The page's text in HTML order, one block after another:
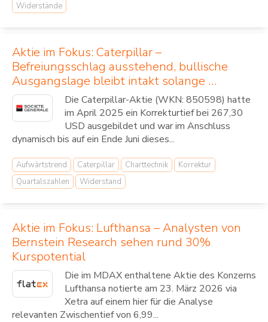
Widerstände
Aktie im Fokus: Caterpillar –
Befreiungsschlag ausstehend, bullische
Ausgangslage bleibt intakt solange …
Die Caterpillar-Aktie (WKN: 850598) hatte
im April 2025 ein Korrekturtief bei 267,30
USD ausgebildet und war im Anschluss
dynamisch bis auf ein Ende Juni dieses...
Aufwärtstrend Caterpillar Charttechnik
Korrektur
Quartalszahlen
Widerstand
Aktie im Fokus: Lufthansa – Analysten von
Bernstein Research sehen rund 30%
Kurspotential
Die im MDAX enthaltene Aktie des Konzerns
Lufthansa notierte am 23. März 2026 via
Xetra auf einem hier für die Analyse
relevanten Zwischentief von 6,99...